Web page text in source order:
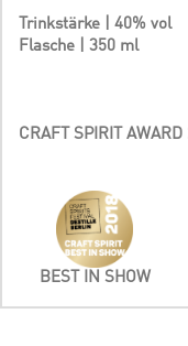
Trinkstärke | 40% vol
Flasche | 350 ml
CRAFT SPIRIT AWARD
BEST IN SHOW